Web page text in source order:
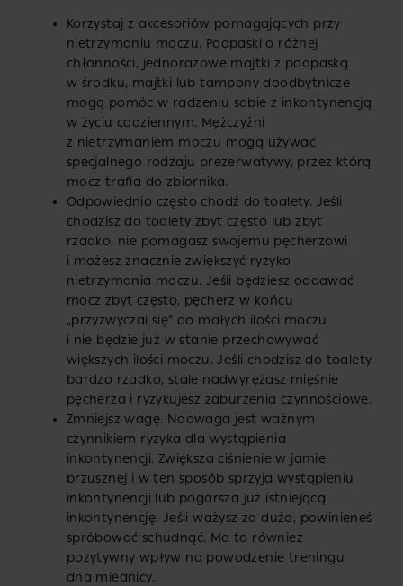
Korzystaj z akcesoriów pomagających przy
nietrzymaniu moczu. Podpaski o różnej
chłonności, jednorazowe majtki z podpaską
w środku, majtki lub tampony doodbytnicze
mogą pomóc w radzeniu sobie z inkontynencją
w życiu codziennym. Mężczyźni
z nietrzymaniem moczu mogą używać
specjalnego rodzaju prezerwatywy, przez którą
mocz trafia do zbiornika.
Odpowiednio często chodź do toalety. Jeśli
chodzisz do toalety zbyt często lub zbyt
rzadko, nie pomagasz swojemu pęcherzowi
i możesz znacznie zwiększyć ryzyko
nietrzymania moczu. Jeśli będziesz oddawać
mocz zbyt często, pęcherz w końcu
„przyzwyczai się” do małych ilości moczu
i nie będzie już w stanie przechowywać
większych ilości moczu. Jeśli chodzisz do toalety
bardzo rzadko, stale nadwyrężasz mięśnie
pęcherza i ryzykujesz zaburzenia czynnościowe.
Zmniejsz wagę. Nadwaga jest ważnym
czynnikiem ryzyka dla wystąpienia
inkontynencji. Zwiększa ciśnienie w jamie
brzusznej i w ten sposób sprzyja wystąpieniu
inkontynencji lub pogarsza już istniejącą
inkontynencję. Jeśli ważysz za dużo, powinieneś
spróbować schudnąć. Ma to również
pozytywny wpływ na powodzenie treningu
dna miednicy.